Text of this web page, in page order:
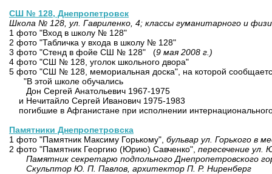
СШ № 128, Днепропетровск
Школа № 128, ул. Гавриленко, 4; классы гуманитарного и
1 фото "Вход в школу № 128"
2 фото "Табличка у входа в школу № 128"
3 фото "Стенд в фойе СШ № 128" (9 мая 2008 г.)
4 фото "СШ № 128, уголок школьного двора"
5 фото "СШ № 128, мемориальная доска", на которой
"В этой школе обучались
Дон Сергей Анатольевич 1967-1975
и Нечитайло Сергей Иванович 1975-1983
погибшие в Афганистане при исполнении
Памятники Днепропетровска
1 фото "Памятник Максиму Горькому", бульвар ул. Горького в
2 фото "Памятник Георгию (Юрию) Савченко", пересечение ул.
Памятник секретарю подпольного Днепропетровского
Скульптор Ю. П. Павлов, архитектор П. Р. Ниренберг